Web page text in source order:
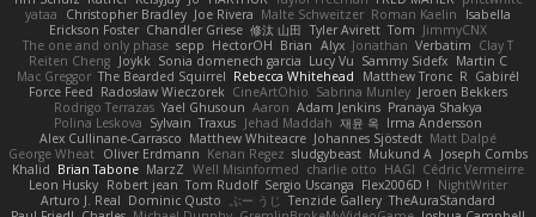
yataa
Christopher Bradley Joe Rivera Malte Schweitzer Roman Kaelin
Isabella
Erickson Foster Chandler Griese 修汰 山田 Tyler Avirett Tom JimmyCNX
The one and only phase sepp HectorOH Brian Alyx Jonathan Verbatim Clay T
Reiten Cheng Joykk Sonia domenech garcia Lucy Vu Sammy Sidefx Martin C
Mac Greggor The Bearded Squirrel Rebecca Whitehead Matthew Tronc R Gabirél
Force Feed Radosław Wieczorek CineArtOhio Sabrina Munley Jeroen Bekkers
Rodrigo Terrazas Yael Ghusoun Aaron Adam Jenkins Pranaya Shakya
Polina Leskova Sylvain Traxus Jehad Maddah 재윤 옥 Irma Andersson
Alex Cullinane-Carrasco Matthew Whiteacre Johannes Sjöstedt Matt Dalpé
George Wheat Oliver Erdmann Kenan Regez sludgybeast Mukund A Joseph Combs
Khalid Brian Tabone MarzZ Well Misinformed charlie otto HAGI Cédric Vermeirre
Leon Husky Robert jean Tom Rudolf Sergio Uscanga Flex2006D !
NightWriter
Arturo J. Real Dominic Qusto ぶー うじ Tenzide Gallery TheAuraStandard